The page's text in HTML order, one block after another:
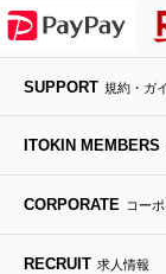
HIROKO
デニムジャケ
ダウンジャケ
手袋
チャーム・ス
ボディバッグ
トラベルバッグ
ローファー
ドレスシューズ
ラナンキュラ
ポプリアレン
SUPPORT 規約・ガ
ITOKIN MEMBERS
CORPORATE コー
RECRUIT 求人情報